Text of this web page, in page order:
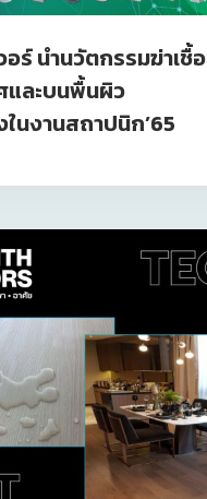
อร์ นำนวัตกรรมฆ่าเชื้อ
และบนพื้นผิว
นงานสถาปนิก’65